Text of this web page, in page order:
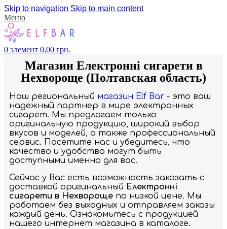
Skip to navigation Skip to main content
Меню
0 элемент 0,00 грн.
Магазин Електронні сигарети в
Нехвороще (Полтавская область)
Наш региональный магазин Elf Bar - это ваш
надежный партнер в мире электронных
сигарет. Мы предлагаем только
оригинальную продукцию, широкий выбор
вкусов и моделей, а также профессиональный
сервис. Посетите нас и убедитесь, что
качество и удобство могут быть
доступными именно для вас.
Сейчас у Вас есть возможность заказать с
доставкой оригинальный Електронні
сигарети в Нехвороще по низкой цене. Мы
работаем без выходных и отправляем заказы
каждый день. Ознакомьтесь с продукцией
нашего интернет магазина в каталоге.